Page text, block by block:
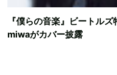
『僕らの音楽』ビートル
miwaがカバー披露